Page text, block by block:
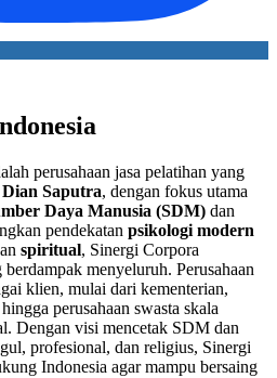
perusahaan jasa pelatihan yang
Dian Saputra, dengan fokus utama
Daya Manusia (SDM) dan
pendekatan psikologi modern
spiritual, Sinergi Corpora
menyeluruh. Perusahaan
klien, mulai dari kementerian,
perusahaan swasta skala
Dengan visi mencetak SDM dan
profesional, dan religius, Sinergi
Indonesia agar mampu bersaing